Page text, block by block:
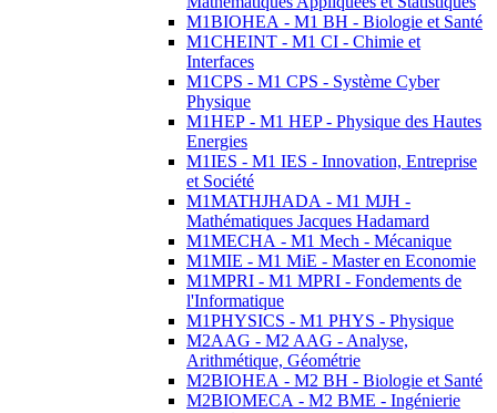
M1BIOHEA - M1 BH - Biologie et Santé
M1CHEINT - M1 CI - Chimie et
Interfaces
M1CPS - M1 CPS - Système Cyber
Physique
M1HEP - M1 HEP - Physique des Hautes
Energies
M1IES - M1 IES - Innovation, Entreprise
et Société
M1MATHJHADA - M1 MJH -
Mathématiques Jacques Hadamard
M1MECHA - M1 Mech - Mécanique
M1MIE - M1 MiE - Master en Economie
M1MPRI - M1 MPRI - Fondements de
l'Informatique
M1PHYSICS - M1 PHYS - Physique
M2AAG - M2 AAG - Analyse,
Arithmétique, Géométrie
M2BIOHEA - M2 BH - Biologie et Santé
M2BIOMECA - M2 BME - Ingénierie